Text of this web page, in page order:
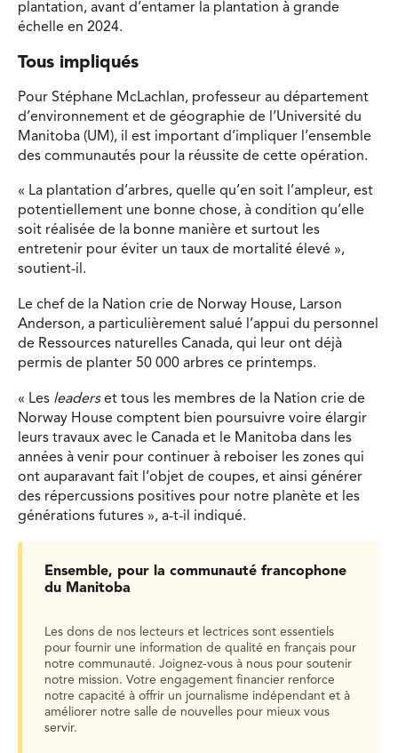
plantation, avant d’entamer la plantation à grande
échelle en 2024.
Tous impliqués
Pour Stéphane McLachlan, professeur au département
d’environnement et de géographie de l’Université du
Manitoba (UM), il est important d’impliquer l’ensemble
des communautés pour la réussite de cette opération.
« La plantation d’arbres, quelle qu’en soit l’ampleur, est
potentiellement une bonne chose, à condition qu’elle
soit réalisée de la bonne manière et surtout les
entretenir pour éviter un taux de mortalité élevé »,
soutient-il.
Le chef de la Nation crie de Norway House, Larson
Anderson, a particulièrement salué l’appui du personnel
de Ressources naturelles Canada, qui leur ont déjà
permis de planter 50 000 arbres ce printemps.
« Les leaderset tous les membres de la Nation crie de
Norway House comptent bien poursuivre voire élargir
leurs travaux avec le Canada et le Manitoba dans les
années à venir pour continuer à reboiser les zones qui
ont auparavant fait l’objet de coupes, et ainsi générer
des répercussions positives pour notre planète et les
générations futures », a-t-il indiqué.
Ensemble, pour la communauté francophone
du Manitoba
Les dons de nos lecteurs et lectrices sont essentiels
pour fournir une information de qualité en français pour
notre communauté. Joignez-vous à nous pour soutenir
notre mission. Votre engagement financier renforce
notre capacité à offrir un journalisme indépendant et à
améliorer notre salle de nouvelles pour mieux vous
servir.